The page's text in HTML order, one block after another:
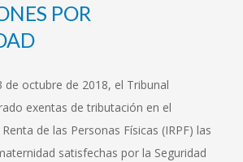
POR
de octubre de 2018, el Tribunal
exentas de tributación en el
de las Personas Físicas (IRPF) las
satisfechas por la Seguridad